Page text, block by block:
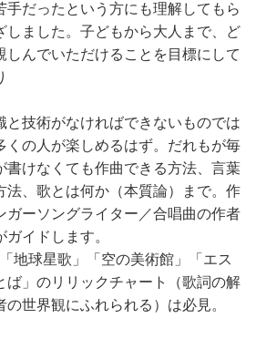
手だったという方にも理解してもら
しました。子どもから大人まで、ど
しんでいただけることを目標にして
と技術がなければできないものでは
くの人が楽しめるはず。だれもが毎
書けなくても作曲できる方法、言葉
法、歌とは何か（本質論）まで。作
ガーソングライター／合唱曲の作者
イドします。
地球星歌」「空の美術館」「エス
ば」のリリックチャート（歌詞の解
世界観にふれられる）は必見。